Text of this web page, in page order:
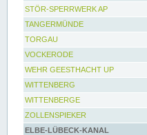
STÖR-SPERRWERK AP
TANGERMÜNDE
TORGAU
VOCKERODE
WEHR GEESTHACHT UP
WITTENBERG
WITTENBERGE
ZOLLENSPIEKER
ELBE-LÜBECK-KANAL